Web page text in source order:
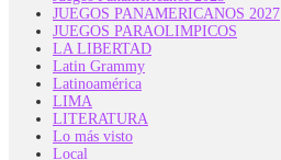
JUEGOS PANAMERICANOS 2027
JUEGOS PARAOLIMPICOS
LA LIBERTAD
Latin Grammy
Latinoamérica
LIMA
LITERATURA
Lo más visto
Local